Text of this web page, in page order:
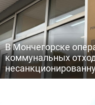
В Мончегорске
коммунальных